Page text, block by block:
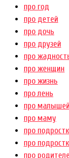
про год
про детей
про дочь
про друзей
про
про женщин
про жизнь
про лень
про малышей
про маму
про
про
про